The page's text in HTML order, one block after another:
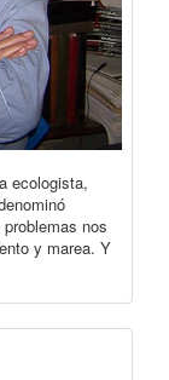
ecologista,
nos
y marea. Y